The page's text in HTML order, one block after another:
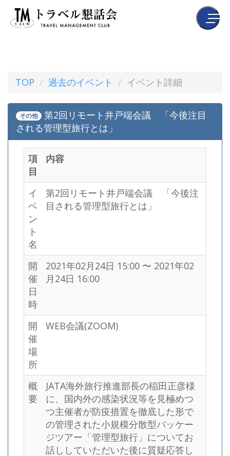
TOP 過去のイベント イベント詳細
その他
第2回リモート井戸端会議 「今後注目
される管理型旅行とは」
項
目
内容
イ
ベ
ン
ト
名
第2回リモート井戸端会議 「今後注
目される管理型旅行とは」
開
催
日
時
2021年02月24日 15:00 〜 2021年02
月24日 16:00
開
催
場
所
WEB会議(ZOOM)
概
要
JATA海外旅行推進部長の稲田正彦様
に、国内外の感染状況等を見極めつ
つ主催者が防疫措置を徹底した形で
の管理された小規模分散型パッケー
ジツアー「管理型旅行」についてお
話ししていただいた後に質疑応答し